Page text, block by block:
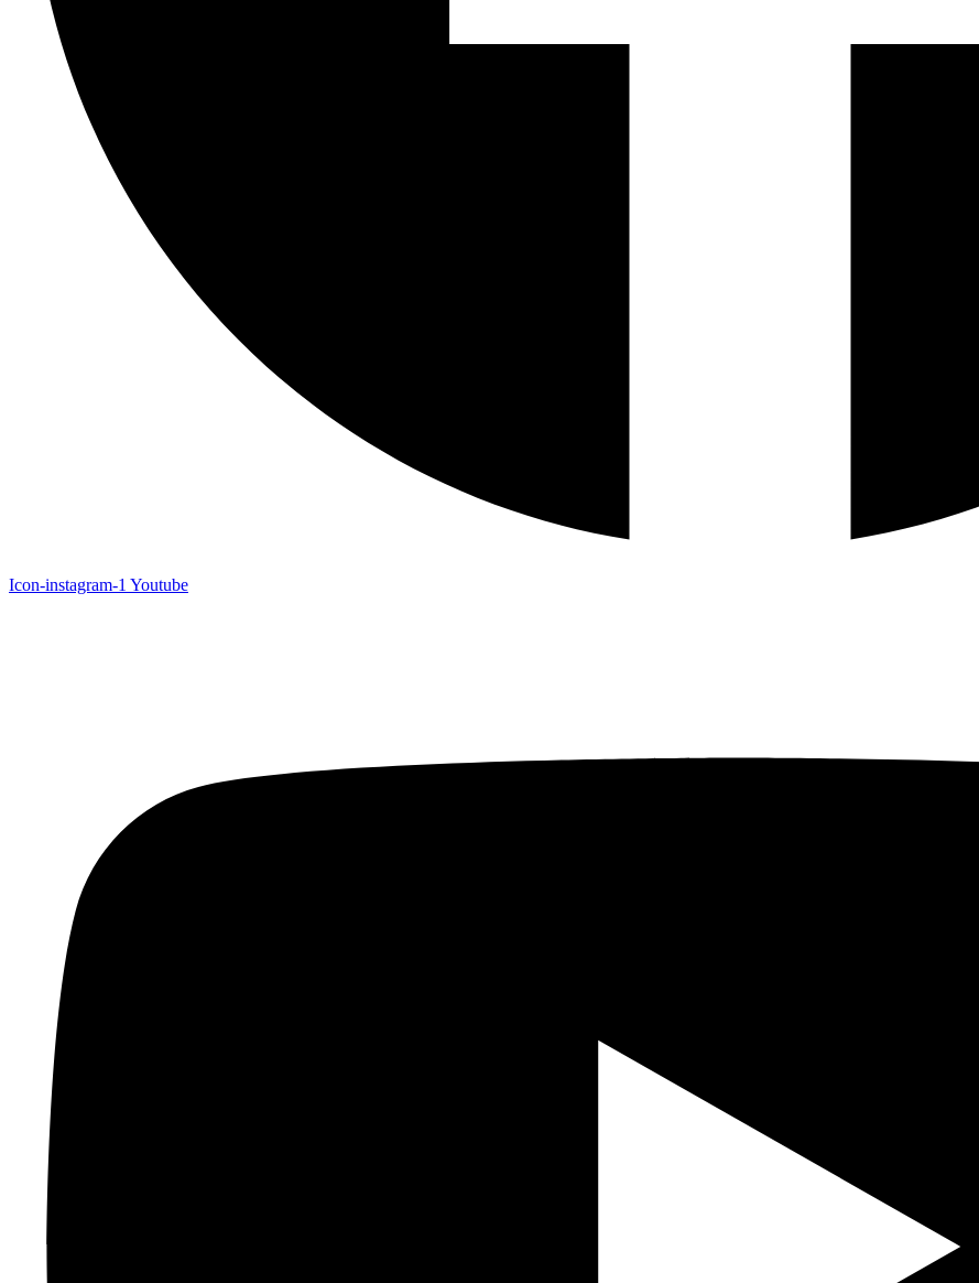
Icon-instagram-1 Youtube